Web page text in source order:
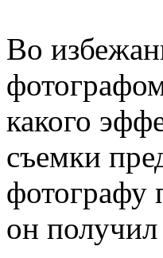
Во
какого
съемки
фотографу
он получил